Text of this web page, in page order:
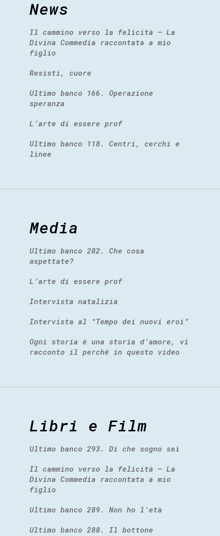
News
Il cammino verso la felicità – La
Divina Commedia raccontata a mio
figlio
Resisti, cuore
Ultimo banco 166. Operazione
speranza
L’arte di essere prof
Ultimo banco 118. Centri, cerchi e
linee
Media
Ultimo banco 282. Che cosa
aspettate?
L’arte di essere prof
Intervista natalizia
Intervista al “Tempo dei nuovi eroi”
Ogni storia è una storia d’amore, vi
racconto il perché in questo video
Libri e Film
Ultimo banco 293. Di che sogno sei
Il cammino verso la felicità – La
Divina Commedia raccontata a mio
figlio
Ultimo banco 289. Non ho l’età
Ultimo banco 288. Il bottone